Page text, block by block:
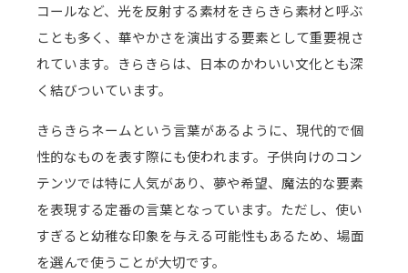
コールなど、光を反射する素材をきらきら素材と呼ぶ
ことも多く、華やかさを演出する要素として重要視さ
れています。きらきらは、日本のかわいい文化とも深
く結びついています。
きらきらネームという言葉があるように、現代的で個
性的なものを表す際にも使われます。子供向けのコン
テンツでは特に人気があり、夢や希望、魔法的な要素
を表現する定番の言葉となっています。ただし、使い
すぎると幼稚な印象を与える可能性もあるため、場面
を選んで使うことが大切です。